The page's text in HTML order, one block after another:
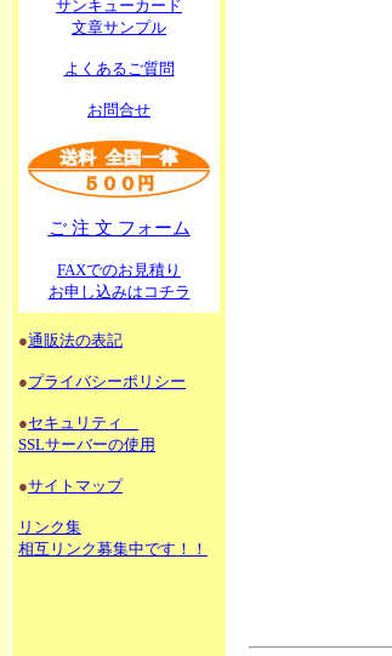
サンキューカード
文章サンプル
よくあるご質問
お問合せ
ご 注 文 フォーム
FAXでのお見積り
お申し込みはコチラ
●通販法の表記
●プライバシーポリシー
●セキュリティ
SSLサーバーの使用
●サイトマップ
リンク集
相互リンク募集中です！！